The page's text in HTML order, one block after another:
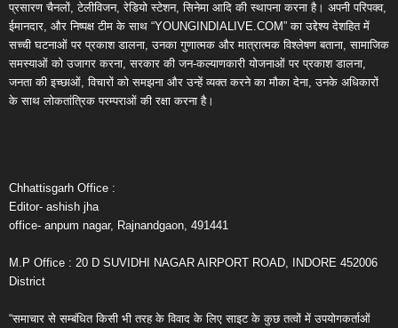
प्रसारण चैनलों, टेलीविजन, रेडियो स्टेशन, सिनेमा आदि की स्थापना करना है। अपनी परिपक्व,
ईमानदार, और निष्पक्ष टीम के साथ “YOUNGINDIALIVE.COM” का उद्देश्य देशहित में
सच्ची घटनाओं पर प्रकाश डालना, उनका गुणात्मक और मात्रात्मक विश्लेषण बताना, सामाजिक
समस्याओं को उजागर करना, सरकार की जन-कल्याणकारी योजनाओं पर प्रकाश डालना,
जनता की इच्छाओं, विचारों को समझना और उन्हें व्यक्त करने का मौका देना, उनके अधिकारों
के साथ लोकतांत्रिक परम्पराओं की रक्षा करना है।
Chhattisgarh Office :
Editor- ashish jha
office- anpum nagar, Rajnandgaon, 491441
M.P Office : 20 D SUVIDHI NAGAR AIRPORT ROAD, INDORE 452006
District
“समाचार से सम्बंधित किसी भी तरह के विवाद के लिए साइट के कुछ तत्वों में उपयोगकर्ताओं